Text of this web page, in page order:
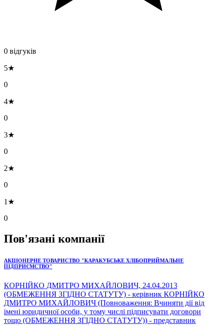
0 відгуків
5★
0
4★
0
3★
0
2★
0
1★
0
Пов'язані компанії
АКЦІОНЕРНЕ ТОВАРИСТВО "КАРАКУБСЬКЕ ХЛІБОПРИЙМАЛЬНЕ
ПІДПРИЄМСТВО"
КОРНІЙКО ДМИТРО МИХАЙЛОВИЧ, 24.04.2013
(ОБМЕЖЕННЯ ЗГІДНО СТАТУТУ) - керівник КОРНІЙКО
ДМИТРО МИХАЙЛОВИЧ (Повноваження: Вчиняти дії від
імені юридичної особи, у тому числі підписувати договори
тощо (ОБМЕЖЕННЯ ЗГІДНО СТАТУТУ)) - представник